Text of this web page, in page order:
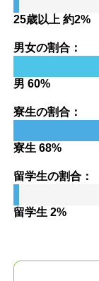
25歳以上 約2%
男女の割合：
男 60%
寮生の割合：
寮生 68%
留学生の割合：
留学生 2%